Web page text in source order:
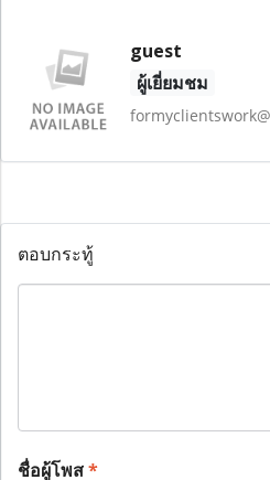
guest
ผู้เยี่ยมชม
ตอบกระทู้
ชื่อผู้โพส*